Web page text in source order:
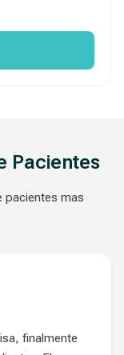
Pacientes
pacientes mas
finalmente